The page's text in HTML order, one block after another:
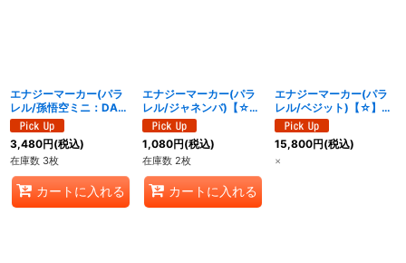
エナジーマーカー(パラ
レル/孫悟空ミニ：DA)
【☆】{E-17}
3,480円(税込)
在庫数 3枚
カートに入れる
エナジーマーカー(パラ
レル/ジャネンバ)【☆】
{E-20}
1,080円(税込)
在庫数 2枚
カートに入れる
エナジーマーカー(パラ
レル/ベジット)【☆】
{E-18}
15,800円(税込)
×